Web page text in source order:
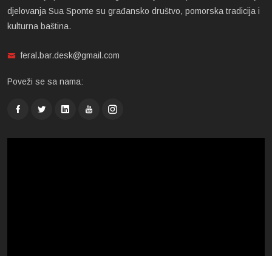
djelovanja Sua Sponte su građansko društvo, pomorska tradicija i
kulturna baština.
feral.bar.desk@gmail.com
Poveži se sa nama: